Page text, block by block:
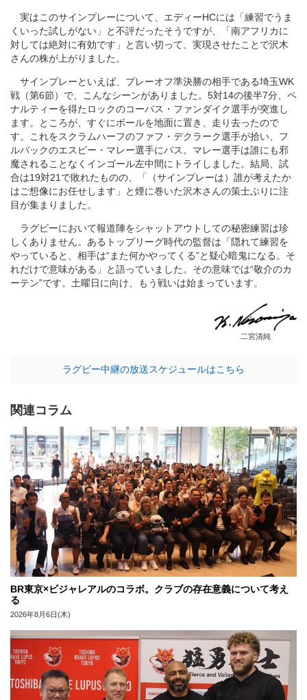
実はこのサインプレーについて、エディーHCには「練習でうま
くいった試しがない」と不評だったそうですが、「南アフリカに
対しては絶対に有効です」と言い切って、実現させたことで沢木
さんの株が上がりました。
サインプレーといえば、プレーオフ準決勝の相手である埼玉WK
戦（第6節）で、こんなシーンがありました。5対14の後半7分、ペ
ナルティーを得たロックのコーバス・ファンダイク選手が突進し
ます。ところが、すぐにボールを地面に置き、走り去ったので
す。これをスクラムハーフのファフ・デクラーク選手が拾い、フ
ルバックのエスピー・マレー選手にパス。マレー選手は誰にも邪
魔されることなくインゴール左中間にトライしました。結局、試
合は19対21で敗れたものの、「（サインプレーは）誰が考えたか
はご想像にお任せします」と煙に巻いた沢木さんの策士ぶりに注
目が集まりました。
ラグビーにおいて報道陣をシャットアウトしての秘密練習は珍
しくありません。あるトップリーグ時代の監督は「隠れて練習を
やっていると、相手は“また何かやってくる”と疑心暗鬼になる。そ
れだけで意味がある」と語っていました。その意味では“敬介のカ
ーテン”です。土曜日に向け、もう戦いは始まっています。
二宮清純
ラグビー中継の放送スケジュールはこちら
関連コラム
BR東京×ビジャレアルのコラボ。クラブの存在意義について考え
る
2026年8月6日(木)